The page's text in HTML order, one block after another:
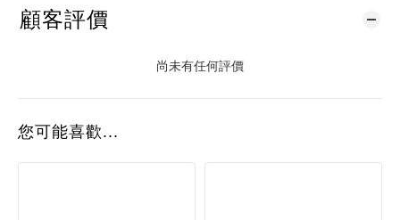
顧客評價
尚未有任何評價
您可能喜歡...